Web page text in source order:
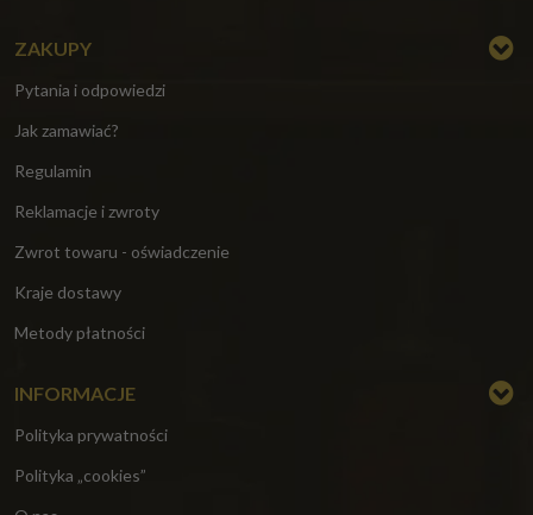
ZAKUPY
Pytania i odpowiedzi
Jak zamawiać?
Regulamin
Reklamacje i zwroty
Zwrot towaru - oświadczenie
Kraje dostawy
Metody płatności
INFORMACJE
Polityka prywatności
Polityka „cookies”